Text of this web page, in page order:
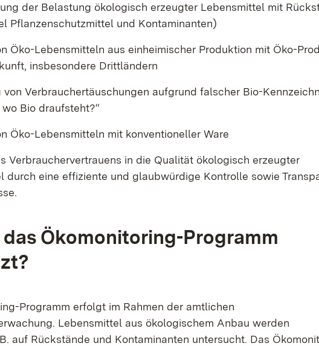
der Belastung ökologisch erzeugter Lebensmittel mit
Pflanzenschutzmittel und Kontaminanten)
Öko-Lebensmitteln aus einheimischer Produktion mit Öko-
insbesondere Drittländern
von Verbrauchertäuschungen aufgrund falscher Bio-
wo Bio draufsteht?“
Öko-Lebensmitteln mit konventioneller Ware
Verbrauchervertrauens in die Qualität ökologisch erzeugter
durch eine effiziente und glaubwürdige Kontrolle sowie
Ökomonitoring-Programm
Programm erfolgt im Rahmen der amtlichen
Lebensmittel aus ökologischem Anbau werden
auf Rückstände und Kontaminanten untersucht. Das